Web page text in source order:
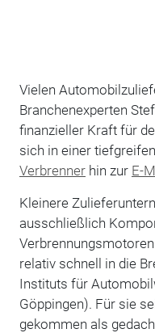
Vielen
Branchenexperten
finanzieller Kraft für
sich in einer
Verbrennerhin zur E-
Kleinere
ausschließlich
relativ schnell in die
Instituts für
Göppingen). Für sie
gekommen als